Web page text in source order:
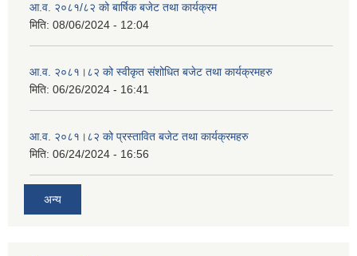
आ.व. २०८१/८२ को बार्षिक बजेट तथा कार्यक्रम
मिति: 08/06/2024 - 12:04
आ.व. २०८१।८२ को स्वीकृत संशोधित बजेट तथा कार्यक्रमहरु
मिति: 06/26/2024 - 16:41
आ.व. २०८१।८२ को प्रस्तावित बजेट तथा कार्यक्रमहरु
मिति: 06/24/2024 - 16:56
अन्य